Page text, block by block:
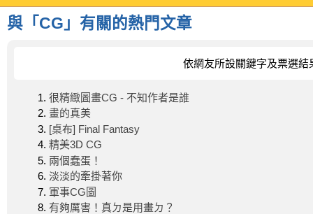
與「CG」有關的熱門文章
依網友所設關鍵字及票選結
很精緻圖畫CG - 不知作者是誰
畫的真美
[桌布] Final Fantasy
精美3D CG
兩個蠢蛋！
淡淡的牽掛著你
軍事CG圖
有夠厲害！真ㄉ是用畫ㄉ？